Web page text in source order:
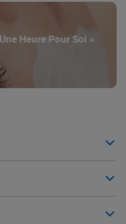
Heure Pour Soi »